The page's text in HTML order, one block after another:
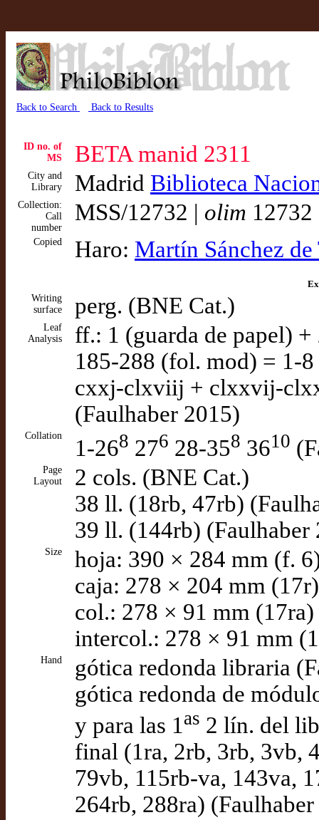
Back to Search Back to Results
ID no. of
MS
BETA manid 2311
City and
Library
Madrid Biblioteca
Collection:
Call
number
MSS/12732 | olim
Copied Haro: Martín Sánchez
Writing
surface
perg. (BNE Cat.)
Leaf
Analysis
ff.: 1 (guarda de papel)
185-288 (fol. mod) = 1-
cxxj-clxviij + clxxvij-
(Faulhaber 2015)
Collation 1-268 276 28-358 3610
Page
Layout
2 cols. (BNE Cat.)
38 ll. (18rb, 47rb)
39 ll. (144rb) (Faulhaber
Size
hoja: 390 × 284 mm (f.
caja: 278 × 204 mm
col.: 278 × 91 mm
intercol.: 278 × 91 mm
Hand
gótica redonda libraria
gótica redonda de
y para las 1 as 2 lín. del
final (1ra, 2rb, 3rb, 3vb,
79vb, 115rb-va, 143va,
264rb, 288ra)